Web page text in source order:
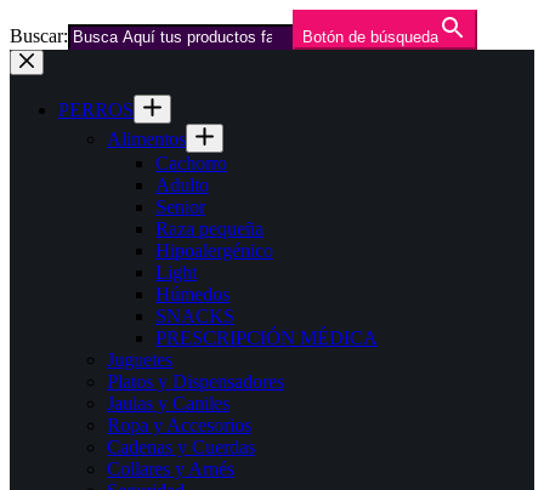
Buscar: Botón de búsqueda
Saltar
al
contenidoPERROS
Alimentos
Cachorro
Adulto
Senior
Raza pequeña
Hipoalergénico
Light
Húmedos
SNACKS
PRESCRIPCIÓN MÉDICA
Juguetes
Platos y Dispensadores
Jaulas y Caniles
Ropa y Accesorios
Cadenas y Cuerdas
Collares y Arnés